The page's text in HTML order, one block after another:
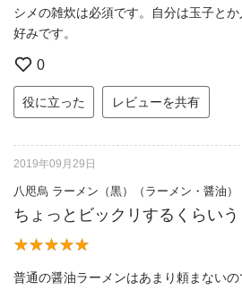
シメの雑炊は必須です。自分は玉子と
好みです。
0
役に立った レビューを共有
2019年09月29日
八咫烏 ラーメン（黒）（ラーメン・醤油）
ちょっとビックリするくらい
普通の醤油ラーメンはあまり頼まない